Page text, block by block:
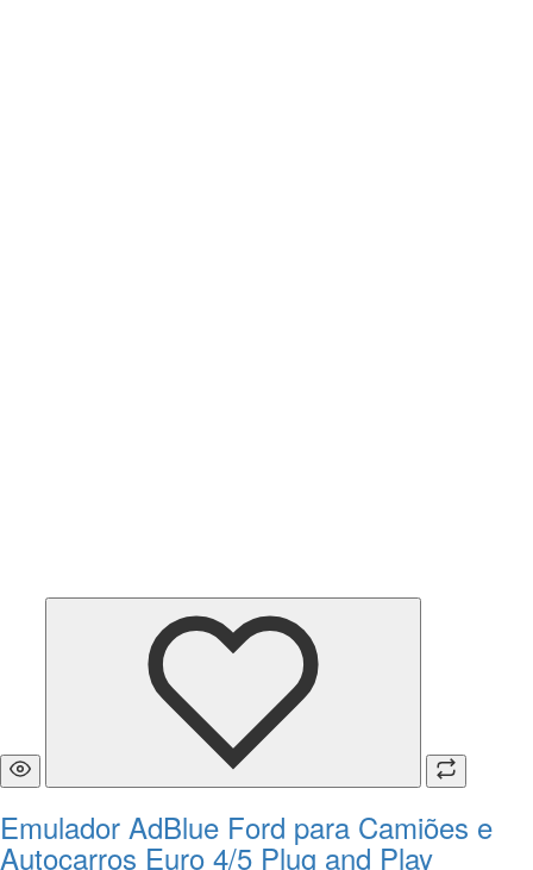
Emulador AdBlue Ford para Camiões e
Autocarros Euro 4/5 Plug and Play